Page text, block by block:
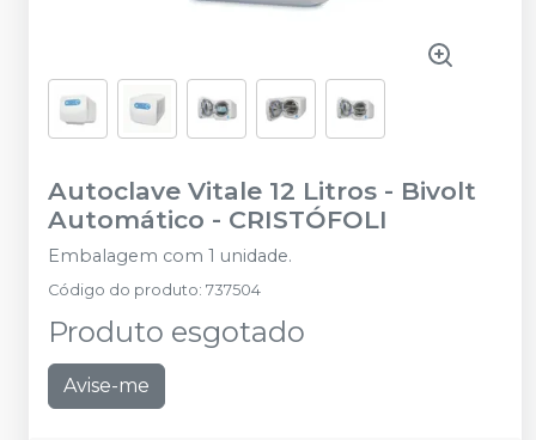
Autoclave Vitale 12 Litros - Bivolt
Automático - CRISTÓFOLI
Embalagem com 1 unidade.
Código do produto: 737504
Produto esgotado
Avise-me